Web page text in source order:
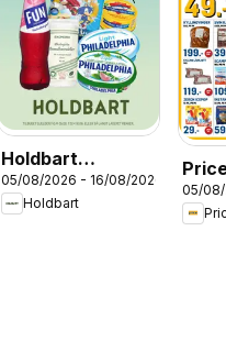
Holdbart
kundeavis
05/08/2026 - 16/08/2026
Holdbart
05/08/